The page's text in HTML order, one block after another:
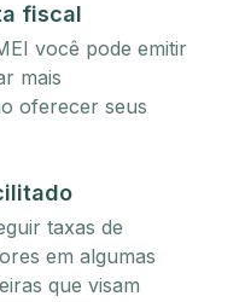
fiscal
você pode emitir
mais
oferecer seus
taxas de
em algumas
que visam